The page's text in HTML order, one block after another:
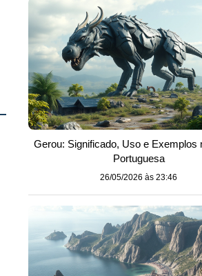
Gerou: Significado, Uso e Exemplos
Portuguesa
26/05/2026 às 23:46